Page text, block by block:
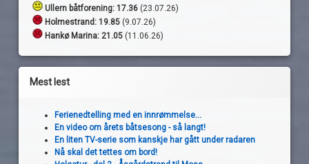
Ullern båtforening: 17.36 (23.07.26)
Holmestrand: 19.85 (9.07.26)
Hankø Marina: 21.05 (11.06.26)
Mest lest
Ferienedtelling med en innrømmelse...
En video om årets båtsesong - så langt!
En liten TV-serie som kanskje har gått under radaren
Nå skal det tettes om bord!